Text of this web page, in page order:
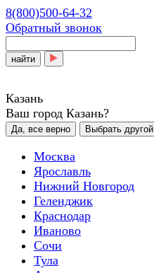
8(800)500-64-32
Обратный звонок
найти
Казань
Ваш город Казань?
Да, все верно Выбрать другой
Москва
Ярославль
Нижний Новгород
Геленджик
Краснодар
Иваново
Сочи
Тула